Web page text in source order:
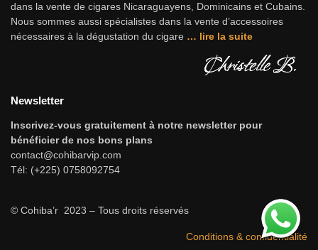
dans la vente de cigares Nicaraguayens, Dominicains et Cubains.
Nous sommes aussi spécialistes dans la vente d’accessoires
nécessaires à la dégustation du cigare … lire la suite
Newsletter
Inscrivez-vous gratuitement à notre newsletter pour
bénéficier de nos bons plans
contact@cohibarvip.com
Tél: (+225) 0758092754
© Cohiba’r 2023 – Tous droits réservés
Conditions & confidentialité